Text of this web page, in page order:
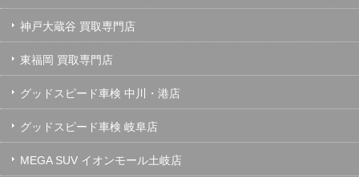
神戸大蔵谷 買取専門店
東福岡 買取専門店
グッドスピード車検 中川・港店
グッドスピード車検 岐阜店
MEGA SUV イオンモール土岐店